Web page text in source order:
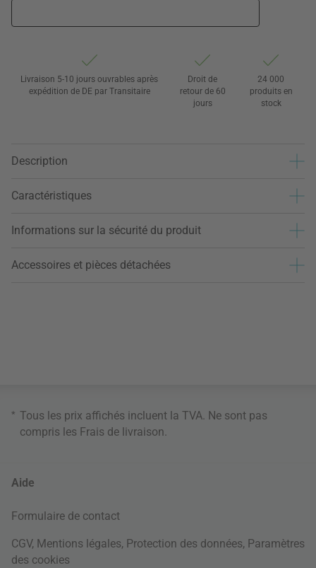
Livraison 5-10 jours ouvrables après
expédition de DE par Transitaire
Droit de
retour de 60
jours
24 000
produits en
stock
Description
Caractéristiques
Informations sur la sécurité du produit
Accessoires et pièces détachées
* Tous les prix affichés incluent la TVA. Ne sont pas
compris les Frais de livraison
Aide
Formulaire de contact
CGV, Mentions légales, Protection des données, Paramètres
des cookies